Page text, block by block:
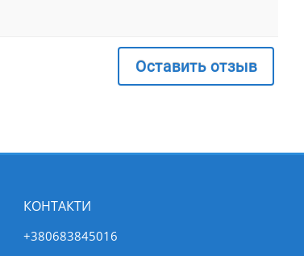
Оставить отзыв
КОНТАКТИ
+380683845016